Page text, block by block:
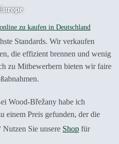
zu kaufen in Deutschland
Standards. Wir verkaufen
die effizient brennen und wenig
zu Mitbewerbern bieten wir faire
Wood-Břežany habe ich
einem Preis gefunden, der die
Sie unsere Shop für